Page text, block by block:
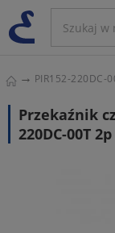
PIR152-220DC-
Przekaźnik
220DC-00T